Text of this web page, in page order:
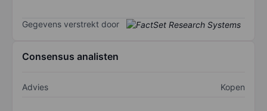
Gegevens verstrekt door
Consensus analisten
Advies Kopen